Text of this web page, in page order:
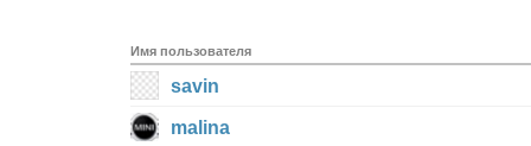
Имя пользователя
savin
malina